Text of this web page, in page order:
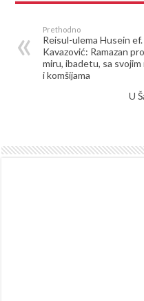
Prethodno
Reisul-ulema Husein ef.
Kavazović: Ramazan
miru, ibadetu, sa svojim
i komšijama
U